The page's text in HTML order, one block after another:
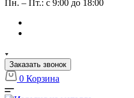
Пн. – Пт.: с 9:00 до 18:00
Заказать звонок
0 Корзина